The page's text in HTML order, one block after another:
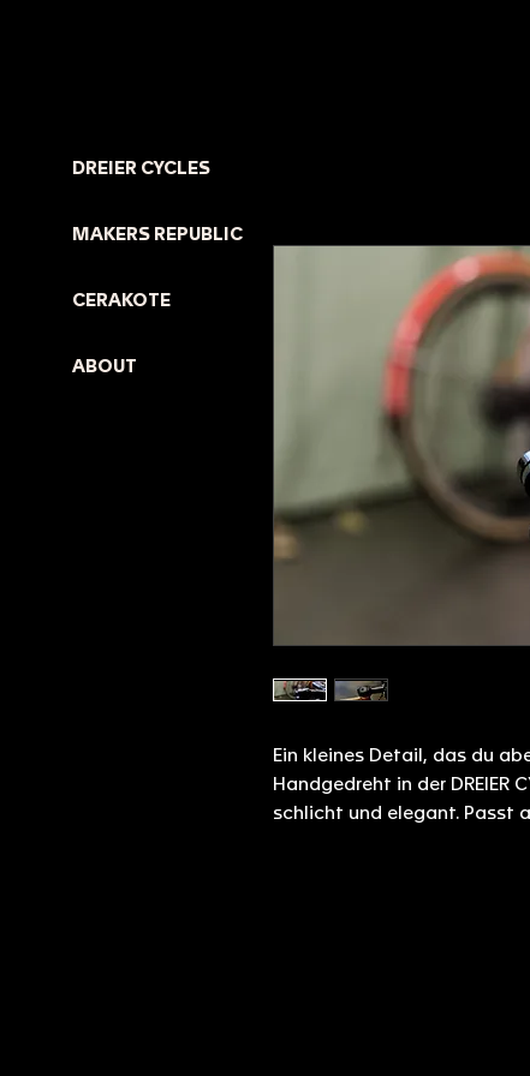
DREIER CYCLES
MAKERS REPUBLIC
CERAKOTE
ABOUT
Ein kleines Detail, das du
Handgedreht in der DREIER
schlicht und elegant. Passt